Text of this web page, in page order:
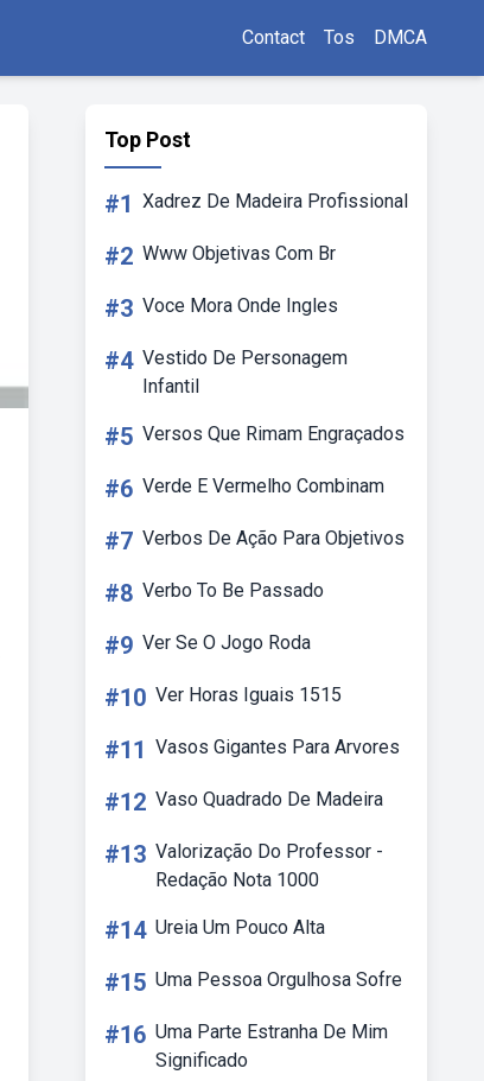
Contact Tos DMCA
Top Post
#1 Xadrez De Madeira Profissional
#2 Www Objetivas Com Br
#3 Voce Mora Onde Ingles
#4 Vestido De Personagem
Infantil
#5 Versos Que Rimam Engraçados
#6 Verde E Vermelho Combinam
#7 Verbos De Ação Para Objetivos
#8 Verbo To Be Passado
#9 Ver Se O Jogo Roda
#10 Ver Horas Iguais 1515
#11 Vasos Gigantes Para Arvores
#12 Vaso Quadrado De Madeira
#13 Valorização Do Professor -
Redação Nota 1000
#14 Ureia Um Pouco Alta
#15 Uma Pessoa Orgulhosa Sofre
#16 Uma Parte Estranha De Mim
Significado